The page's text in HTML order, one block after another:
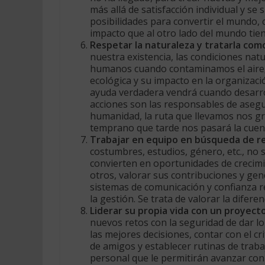
más allá de satisfacción individual y se
posibilidades para convertir el mundo,
impacto que al otro lado del mundo
Respetar la naturaleza y tratarla
nuestra existencia, las condiciones
humanos cuando contaminamos el
ecológica y su impacto en la
ayuda verdadera vendrá cuando
acciones son las responsables de
humanidad, la ruta que llevamos nos
temprano que tarde nos pasará la
Trabajar en equipo en búsqueda de
costumbres, estudios, género, etc.,
convierten en oportunidades de
otros, valorar sus contribuciones y
sistemas de comunicación y
la gestión. Se trata de valorar la
Liderar su propia vida con un proyecto
nuevos retos con la seguridad de dar
las mejores decisiones, contar con el
de amigos y establecer rutinas de
personal que le permitirán avanzar